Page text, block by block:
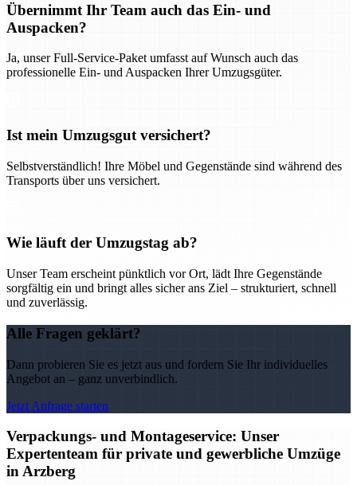
Übernimmt Ihr Team auch das Ein- und
Auspacken?
Ja, unser Full-Service-Paket umfasst auf Wunsch auch das
professionelle Ein- und Auspacken Ihrer Umzugsgüter.
Ist mein Umzugsgut versichert?
Selbstverständlich! Ihre Möbel und Gegenstände sind während des
Transports über uns versichert.
Wie läuft der Umzugstag ab?
Unser Team erscheint pünktlich vor Ort, lädt Ihre Gegenstände
sorgfältig ein und bringt alles sicher ans Ziel – strukturiert, schnell
und zuverlässig.
Alle Fragen geklärt?
Dann probieren Sie es jetzt aus und fordern Sie Ihr individuelles
Angebot an – ganz unverbindlich.
Jetzt Anfrage starten
Verpackungs- und Montageservice: Unser
Expertenteam für private und gewerbliche Umzüge
in Arzberg